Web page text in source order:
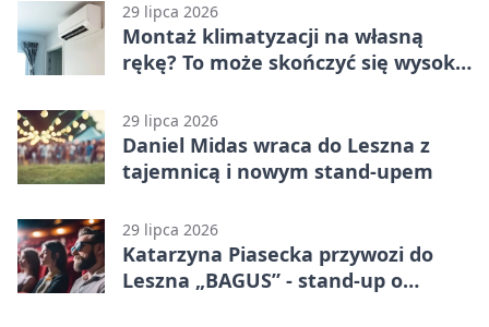
29 lipca 2026
Montaż klimatyzacji na własną
rękę? To może skończyć się wysoką
29 lipca 2026
Daniel Midas wraca do Leszna z
tajemnicą i nowym stand-upem
29 lipca 2026
Katarzyna Piasecka przywozi do
Leszna „BAGUS” - stand-up o